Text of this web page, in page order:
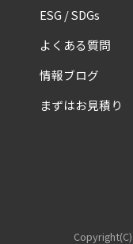
ESG / SDGs
よくある質問
情報ブログ
まずはお見積り